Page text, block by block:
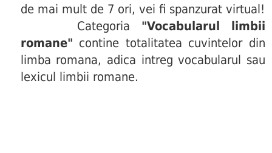
de mai mult de 7 ori, vei fi spanzurat virtual!
Categoria "Vocabularul limbii
romane" contine totalitatea cuvintelor din
limba romana, adica intreg vocabularul sau
lexicul limbii romane.